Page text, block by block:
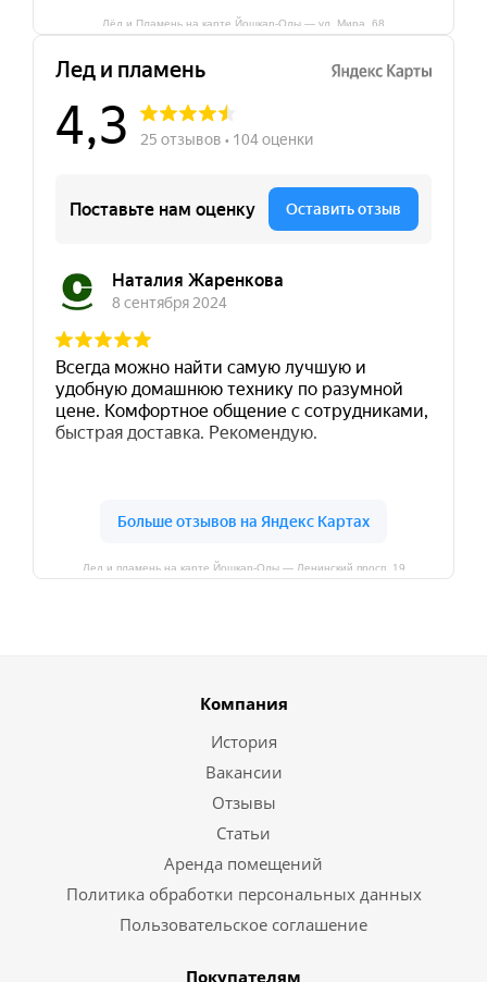
Лёд и Пламень на карте Йошкар‑Олы — ул. Мира, 68
Лед и пламень на карте Йошкар‑Олы — Ленинский просп.,19
Компания
История
Вакансии
Отзывы
Статьи
Аренда помещений
Политика обработки персональных данных
Пользовательское соглашение
Покупателям